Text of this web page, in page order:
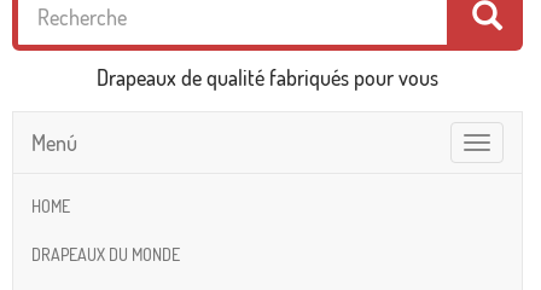
Drapeaux de qualité fabriqués pour vous
Toggle
navigation
Menú
HOME
DRAPEAUX DU MONDE